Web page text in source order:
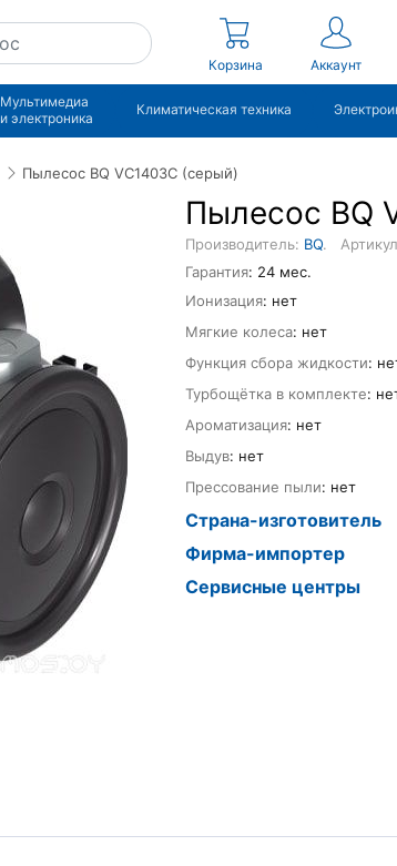
Корзина Аккаунт
Мультимедиа
и электроника
Климатическая техника
Пылесос BQ VC1403C (серый)
Пылесос BQ
Производитель: BQ.
Гарантия: 24 мес.
Ионизация: нет
Мягкие колеса: нет
Функция сбора жидкости:
Турбощётка в комплекте:
Ароматизация: нет
Выдув: нет
Прессование пыли: нет
Страна-изготовитель
Фирма-импортер
Сервисные центры